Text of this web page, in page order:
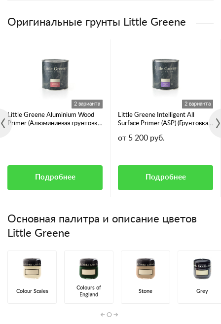
Оригинальные грунты Little Greene
2 варианта
Little Greene Aluminium Wood
Primer (Алюминиевая грунтовка
Подробнее
2 варианта
Little Greene Intelligent All
Surface Primer (ASP) (Грунтовка
от 5 200 руб.
Подробнее
Основная палитра и описание цветов
Little Greene
Colour Scales
Colours of
England
Stone Grey